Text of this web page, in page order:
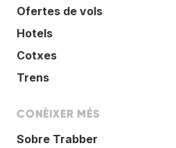
Ofertes de vols
Hotels
Cotxes
Trens
CONÈIXER MÉS
Sobre Trabber